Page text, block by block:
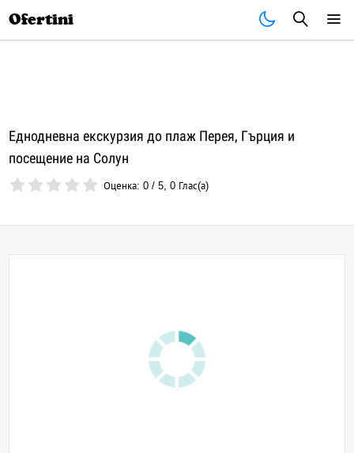
Ofertini
Еднодневна екскурзия до плаж Перея, Гърция и
посещение на Солун
Оценка:0 /5,0 Глас(а)